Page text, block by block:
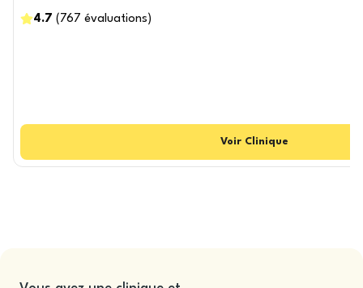
4.7 ( 767 évaluations )
Voir Clinique